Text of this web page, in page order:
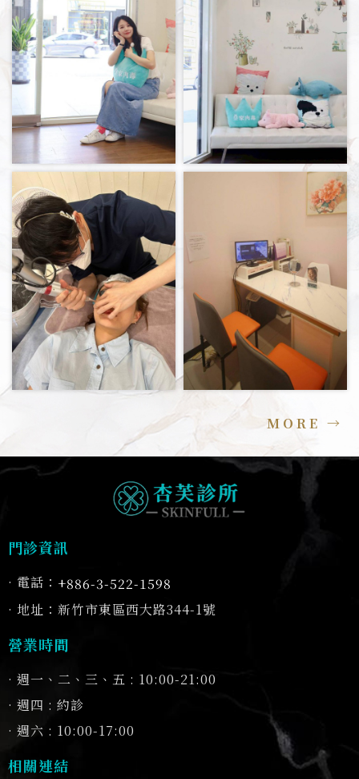
MORE →
門診資訊
· 電話： +886-3-522-1598
· 地址：新竹市東區西大路344-1號
營業時間
· 週一、二、三、五 : 10:00-21:00
· 週四 : 約診
· 週六 : 10:00-17:00
相關連結